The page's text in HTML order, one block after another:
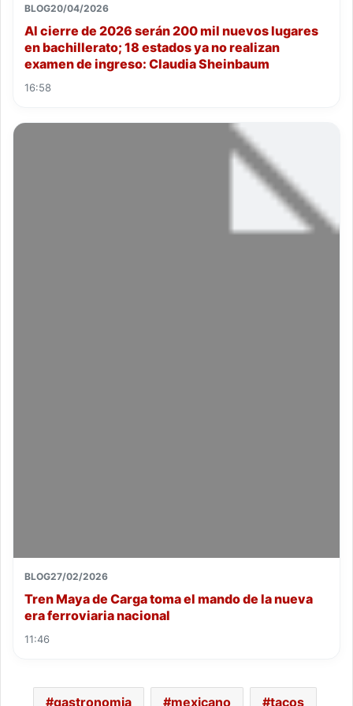
BLOG20/04/2026
Al cierre de 2026 serán 200 mil nuevos lugares
en bachillerato; 18 estados ya no realizan
examen de ingreso: Claudia Sheinbaum
16:58
BLOG27/02/2026
Tren Maya de Carga toma el mando de la nueva
era ferroviaria nacional
11:46
gastronomia mexicano tacos